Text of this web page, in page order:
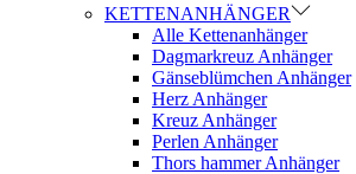
KETTENANHÄNGER
Alle Kettenanhänger
Dagmarkreuz Anhänger
Gänseblümchen Anhänger
Herz Anhänger
Kreuz Anhänger
Perlen Anhänger
Thors hammer Anhänger